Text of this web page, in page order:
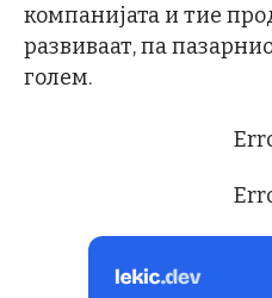
компанијата и тие
развиваат, па
голем.